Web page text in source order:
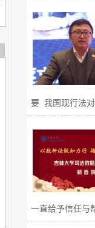
中心主任蔡立
东教授一...
中心主任蔡立东教
授一行赴内蒙古自
治区高级人民法院
吉林大学司法数据
应用研究中心主任
要 我国现行法
一直给予信任与